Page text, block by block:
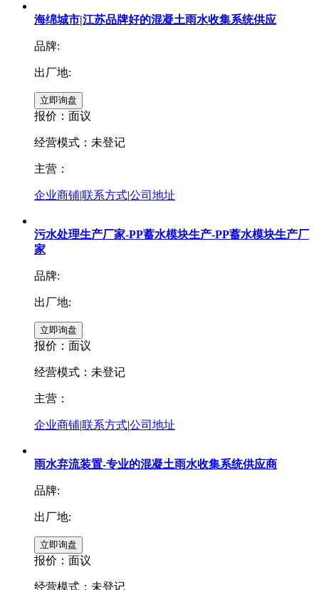
海绵城市|江苏品牌好的混凝土雨水收集系统供应
品牌:
出厂地:
报价： 面议
经营模式：未登记
主营：
企业商铺|联系方式|公司地址
污水处理生产厂家-PP蓄水模块生产-PP蓄水模块生产厂
家
品牌:
出厂地:
报价： 面议
经营模式：未登记
主营：
企业商铺|联系方式|公司地址
雨水弃流装置-专业的混凝土雨水收集系统供应商
品牌:
出厂地:
报价： 面议
经营模式：未登记